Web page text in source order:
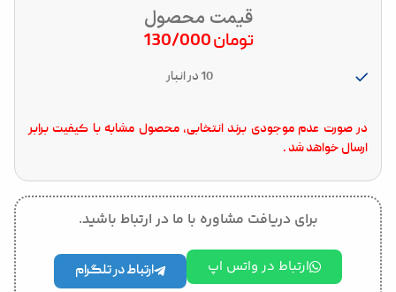
قیمت محصول
تومان
10 در انبار
در صورت عدم موجودی برند انتخابی، محصول مشابه با کیفیت برابر
ارسال خواهد شد .
برای دریافت مشاوره با ما در ارتباط باشید.
ارتباط در واتس اپ ارتباط در تلگرام